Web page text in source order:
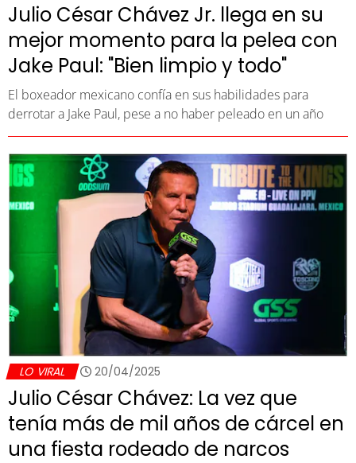
Julio César Chávez Jr. llega en su
mejor momento para la pelea con
Jake Paul: "Bien limpio y todo"
El boxeador mexicano confía en sus habilidades para
derrotar a Jake Paul, pese a no haber peleado en un año
LO VIRAL 20/04/2025
Julio César Chávez: La vez que
tenía más de mil años de cárcel en
una fiesta rodeado de narcos